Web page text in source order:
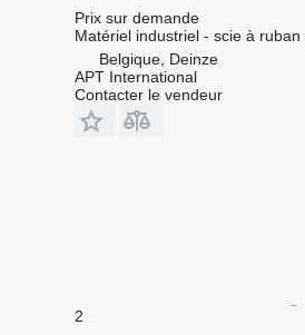
Prix sur demande
Matériel industriel - scie à
Belgique, Deinze
APT International
Contacter le vendeur
2